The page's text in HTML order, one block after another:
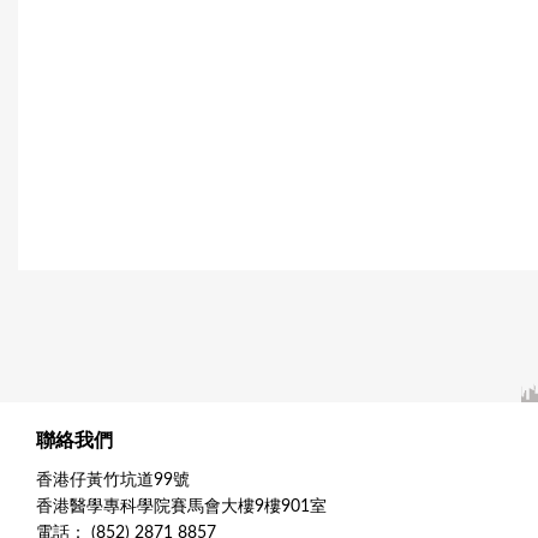
聯絡我們
香港仔黃竹坑道99號
香港醫學專科學院賽馬會大樓9樓901室
電話： (852) 2871 8857